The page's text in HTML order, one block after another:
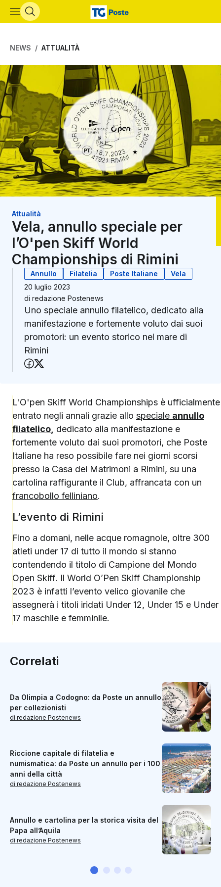
Vai al contenuto principale
NEWS ATTUALITÀ
Attualità
Vela, annullo speciale per
l’O'pen Skiff World
Championships di Rimini
Annullo Filatelia Poste Italiane
Vela
20 luglio 2023
di redazione Postenews
Uno speciale annullo filatelico, dedicato alla
manifestazione e fortemente voluto dai suoi
promotori: un evento storico nel mare di
Rimini
Condividi su Facebook
L'O'pen Skiff World Championships è ufficialmente
entrato negli annali grazie allo speciale annullo
filatelico dedicato alla manifestazione e
fortemente voluto dai suoi promotori, che Poste
Italiane ha reso possibile fare nei giorni scorsi
presso la Casa dei Matrimoni a Rimini, su una
cartolina raffigurante il Club, affrancata con un
francobollo felliniano.
L’evento di Rimini
Fino a domani, nelle acque romagnole, oltre 300
atleti under 17 di tutto il mondo si stanno
contendendo il titolo di Campione del Mondo
Open Skiff. Il World O’Pen Skiff Championship
2023 è infatti l’evento velico giovanile che
assegnerà i titoli iridati Under 12, Under 15 e Under
17 maschile e femminile.
Correlati
Da Olimpia a Codogno: da Poste un annullo
per collezionisti
di redazione Postenews
Riccione capitale di filatelia e
numismatica: da Poste un annullo per i 100
anni della città
di redazione Postenews
Annullo e cartolina per la storica visita del
Papa all’Aquila
di redazione Postenews